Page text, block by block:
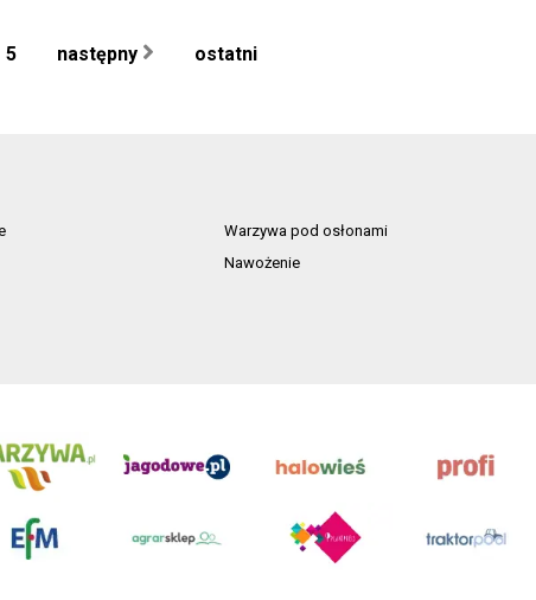
5 następny ostatni
Warzywa pod osłonami
Nawożenie